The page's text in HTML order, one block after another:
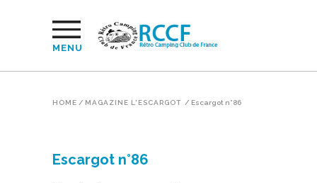
MENU
HOME / MAGAZINE L'ESCARGOT / Escargot n°86
Escargot n°86